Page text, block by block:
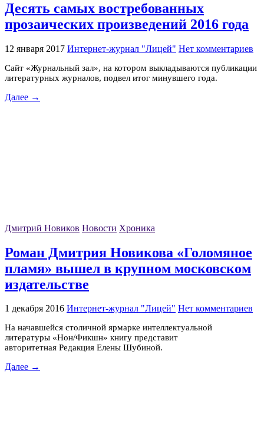
Десять самых востребованных
прозаических произведений 2016 года
12 января 2017 Интернет-журнал "Лицей" Нет комментариев
Сайт «Журнальный зал», на котором выкладываются публикации
литературных журналов, подвел итог минувшего года.
Далее →
Дмитрий Новиков Новости Хроника
Роман Дмитрия Новикова «Голомяное
пламя» вышел в крупном московском
издательстве
1 декабря 2016 Интернет-журнал "Лицей" Нет комментариев
На начавшейся столичной ярмарке интеллектуальной
литературы «Нон/Фикшн» книгу представит
авторитетная Редакция Елены Шубиной.
Далее →